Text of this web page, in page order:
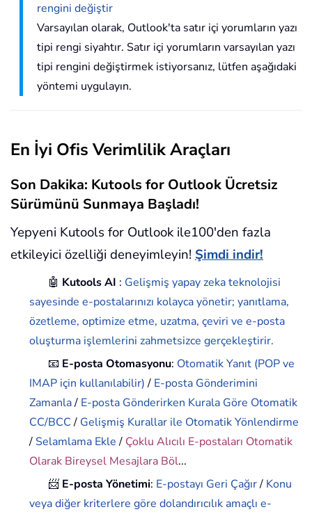
rengini değiştir
Varsayılan olarak, Outlook'ta satır içi yorumların yazı
tipi rengi siyahtır. Satır içi yorumların varsayılan yazı
tipi rengini değiştirmek istiyorsanız, lütfen aşağıdaki
yöntemi uygulayın.
En İyi Ofis Verimlilik Araçları
Son Dakika: Kutools for Outlook Ücretsiz
Sürümünü Sunmaya Başladı!
Yepyeni Kutools for Outlook ile100'den fazla
etkileyici özelliği deneyimleyin! Şimdi indir!
🤖 Kutools AI : Gelişmiş yapay zeka teknolojisi
sayesinde e-postalarınızı kolayca yönetir; yanıtlama,
özetleme, optimize etme, uzatma, çeviri ve e-posta
oluşturma işlemlerini zahmetsizce gerçekleştirir.
📧 E-posta Otomasyonu: Otomatik Yanıt (POP ve
IMAP için kullanılabilir)/ E-posta Gönderimini
Zamanla/ E-posta Gönderirken Kurala Göre Otomatik
CC/BCC/ Gelişmiş Kurallar ile Otomatik Yönlendirme
/ Selamlama Ekle/ Çoklu Alıcılı E-postaları Otomatik
Olarak Bireysel Mesajlara Böl...
📨 E-posta Yönetimi: E-postayı Geri Çağır/ Konu
veya diğer kriterlere göre dolandırıcılık amaçlı e-